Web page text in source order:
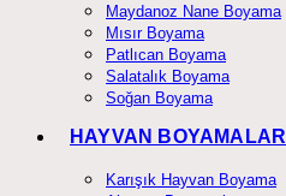
Maydanoz Nane Boyama
Mısır Boyama
Patlıcan Boyama
Salatalık Boyama
Soğan Boyama
HAYVAN BOYAMALARI
Karışık Hayvan Boyama